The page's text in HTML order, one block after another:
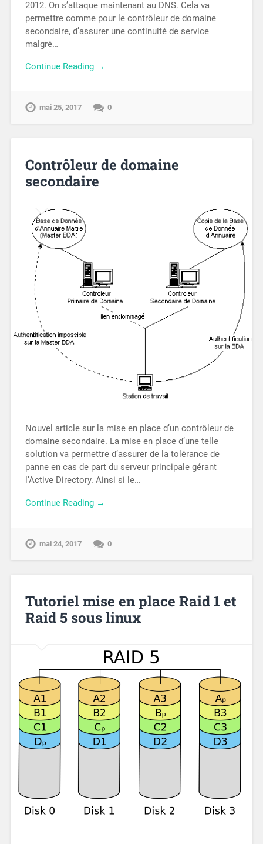
2012. On s’attaque maintenant au DNS. Cela va
permettre comme pour le contrôleur de domaine
secondaire, d’assurer une continuité de service
malgré…
Continue Reading →
mai 25, 2017 0
Contrôleur de domaine
secondaire
Nouvel article sur la mise en place d’un contrôleur de
domaine secondaire. La mise en place d’une telle
solution va permettre d’assurer de la tolérance de
panne en cas de part du serveur principale gérant
l’Active Directory. Ainsi si le…
Continue Reading →
mai 24, 2017 0
Tutoriel mise en place Raid 1 et
Raid 5 sous linux